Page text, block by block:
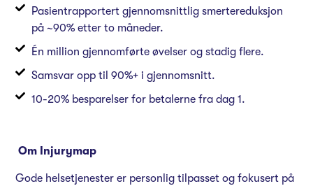
Pasientrapportert gjennomsnittlig smertereduksjon
på ~90% etter to måneder.
Én million gjennomførte øvelser og stadig flere.
Samsvar opp til 90%+ i gjennomsnitt.
10-20% besparelser for betalerne fra dag 1.
Om Injurymap
Gode helsetjenester er personlig tilpasset og fokusert på